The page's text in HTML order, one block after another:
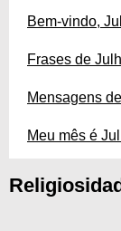
Bem-vindo,
Frases de
Mensagens
Meu mês é